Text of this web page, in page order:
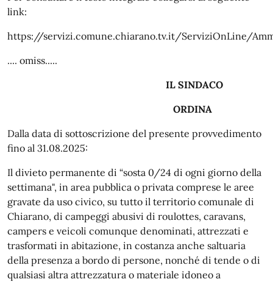
link:
https://servizi.comune.chiarano.tv.it/ServiziOnLine/
.... omiss.....
IL SINDACO
ORDINA
Dalla data di sottoscrizione del presente provvedimento
fino al 31.08.2025:
Il divieto permanente di “sosta 0/24 di ogni giorno della
settimana", in area pubblica o privata comprese le aree
gravate da uso civico, su tutto il territorio comunale di
Chiarano, di campeggi abusivi di roulottes, caravans,
campers e veicoli comunque denominati, attrezzati e
trasformati in abitazione, in costanza anche saltuaria
della presenza a bordo di persone, nonché di tende o di
qualsiasi altra attrezzatura o materiale idoneo a